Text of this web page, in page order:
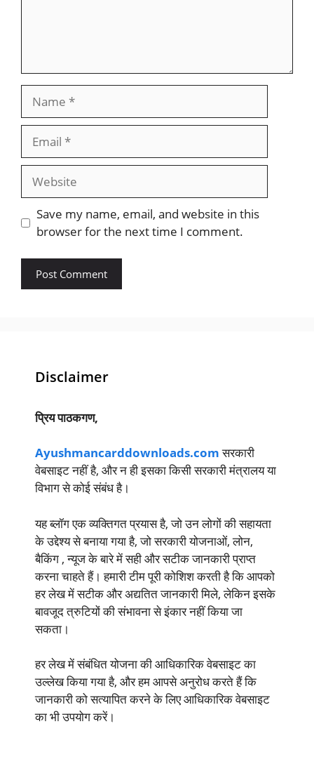
Website
Save my name, email, and website in this
browser for the next time I comment.
Disclaimer
प्रिय पाठकगण,
Ayushmancarddownloads.comसरकारी
वेबसाइट नहीं है, और न ही इसका किसी सरकारी मंत्रालय या
विभाग से कोई संबंध है।
यह ब्लॉग एक व्यक्तिगत प्रयास है, जो उन लोगों की सहायता
के उद्देश्य से बनाया गया है, जो सरकारी योजनाओं, लोन,
बैकिंग , न्यूज के बारे में सही और सटीक जानकारी प्राप्त
करना चाहते हैं। हमारी टीम पूरी कोशिश करती है कि आपको
हर लेख में सटीक और अद्यतित जानकारी मिले, लेकिन इसके
बावजूद त्रुटियों की संभावना से इंकार नहीं किया जा
सकता।
हर लेख में संबंधित योजना की आधिकारिक वेबसाइट का
उल्लेख किया गया है, और हम आपसे अनुरोध करते हैं कि
जानकारी को सत्यापित करने के लिए आधिकारिक वेबसाइट
का भी उपयोग करें।